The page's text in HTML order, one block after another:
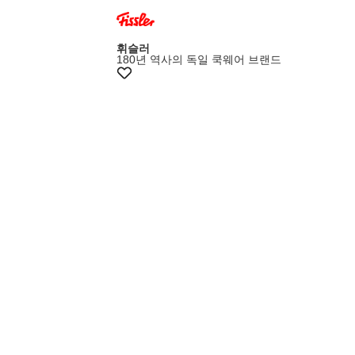
멤버스20%쿠폰
휘슬러
180년 역사의 독일 쿡웨어 브랜드